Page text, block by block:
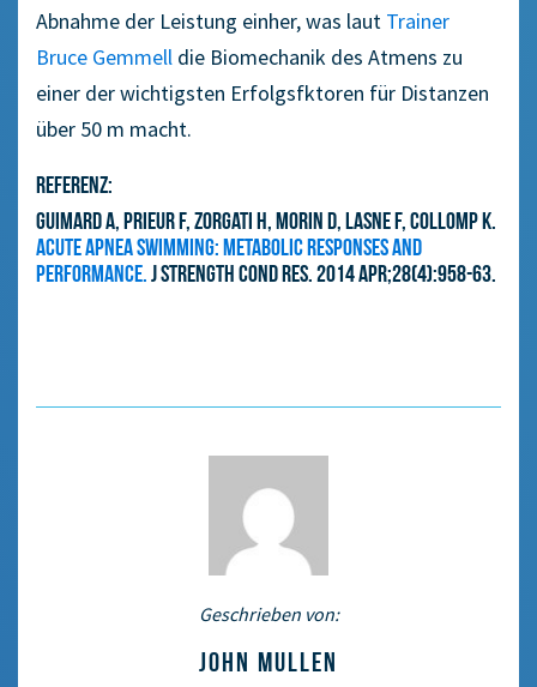
Abnahme der Leistung einher, was laut Trainer
Bruce Gemmell die Biomechanik des Atmens zu
einer der wichtigsten Erfolgsfktoren für Distanzen
über 50 m macht.
Referenz:
Guimard A, Prieur F, Zorgati H, Morin D, Lasne F, Collomp K.
Acute apnea swimming: metabolic responses and
performance.J Strength Cond Res. 2014 Apr;28(4):958-63.
Geschrieben von:
JOHN MULLEN